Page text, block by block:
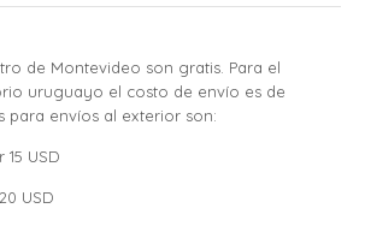
de Montevideo son gratis. Para el
uruguayo el costo de envío es de
para envíos al exterior son:
USD
USD